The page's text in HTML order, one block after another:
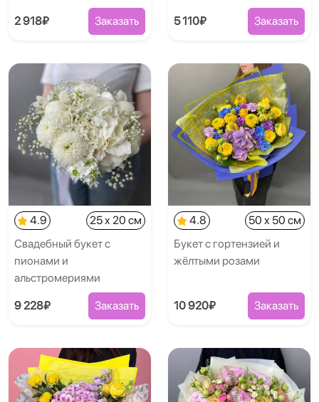
2 918₽ Заказать 5 110₽ Заказать
4.9
25 x 20 см
Свадебный букет с
пионами и
альстромериями
9 228₽ Заказать
4.8
50 x 50 см
Букет с гортензией и
жёлтыми розами
10 920₽ Заказать